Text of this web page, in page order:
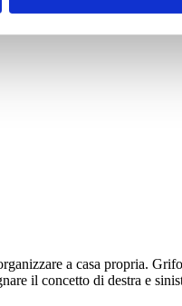
a casa propria.
il concetto di destra e